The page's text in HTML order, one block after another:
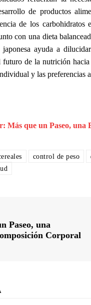
de productos
de los
con una dieta
ayuda a
de la nutrición
y las preferencias
Más que un Paseo, una
control de peso
Paseo, una
Corporal